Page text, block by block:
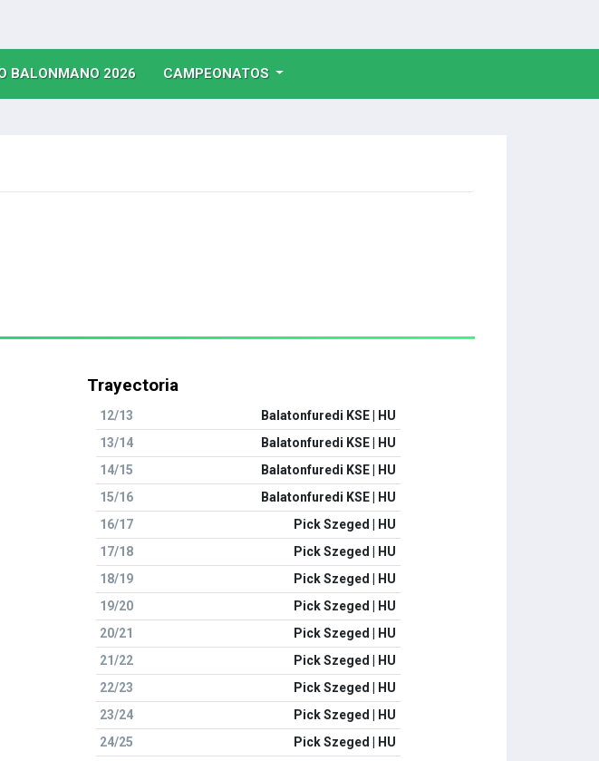
BALONMANO 2026(CURRENT)
CAMPEONATOS
Trayectoria
12/13
Balatonfuredi KSE | HU
13/14
Balatonfuredi KSE | HU
14/15
Balatonfuredi KSE | HU
15/16
Balatonfuredi KSE | HU
16/17
Pick Szeged | HU
17/18
Pick Szeged | HU
18/19
Pick Szeged | HU
19/20
Pick Szeged | HU
20/21
Pick Szeged | HU
21/22
Pick Szeged | HU
22/23
Pick Szeged | HU
23/24
Pick Szeged | HU
24/25
Pick Szeged | HU